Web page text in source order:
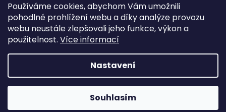
Používáme cookies, abychom Vám umožnili
pohodlné prohlížení webu a díky analýze provozu
webu neustále zlepšovali jeho funkce, výkon a
použitelnost. Více informací
Nastavení
Souhlasím
Sledovat na Instagramu
Facebook
JEM PPF. Všechna práva vyhrazena.